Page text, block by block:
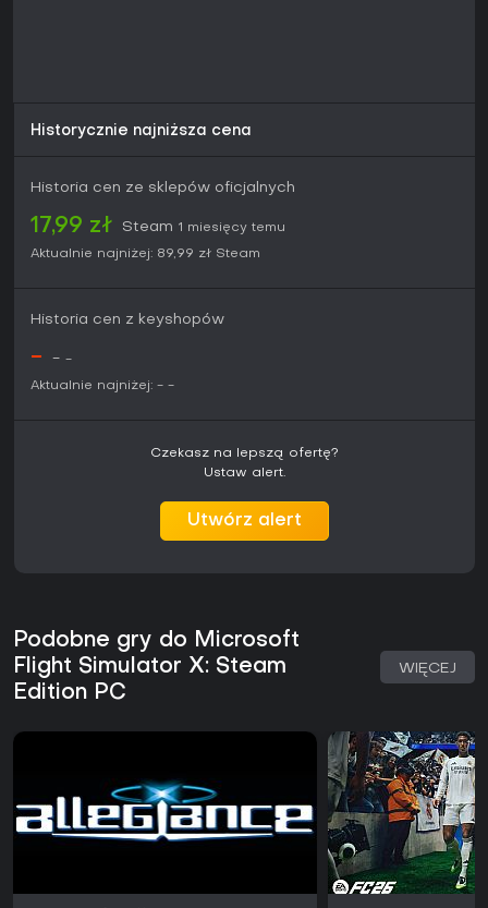
Historycznie najniższa cena
Historia cen ze sklepów oficjalnych
17,99 zł Steam 1 miesięcy temu
Aktualnie najniżej: 89,99 zł Steam
Historia cen z keyshopów
- - -
Aktualnie najniżej: - -
Czekasz na lepszą ofertę?
Ustaw alert.
Utwórz alert
Podobne gry do Microsoft
Flight Simulator X: Steam
Edition PC
WIĘCEJ